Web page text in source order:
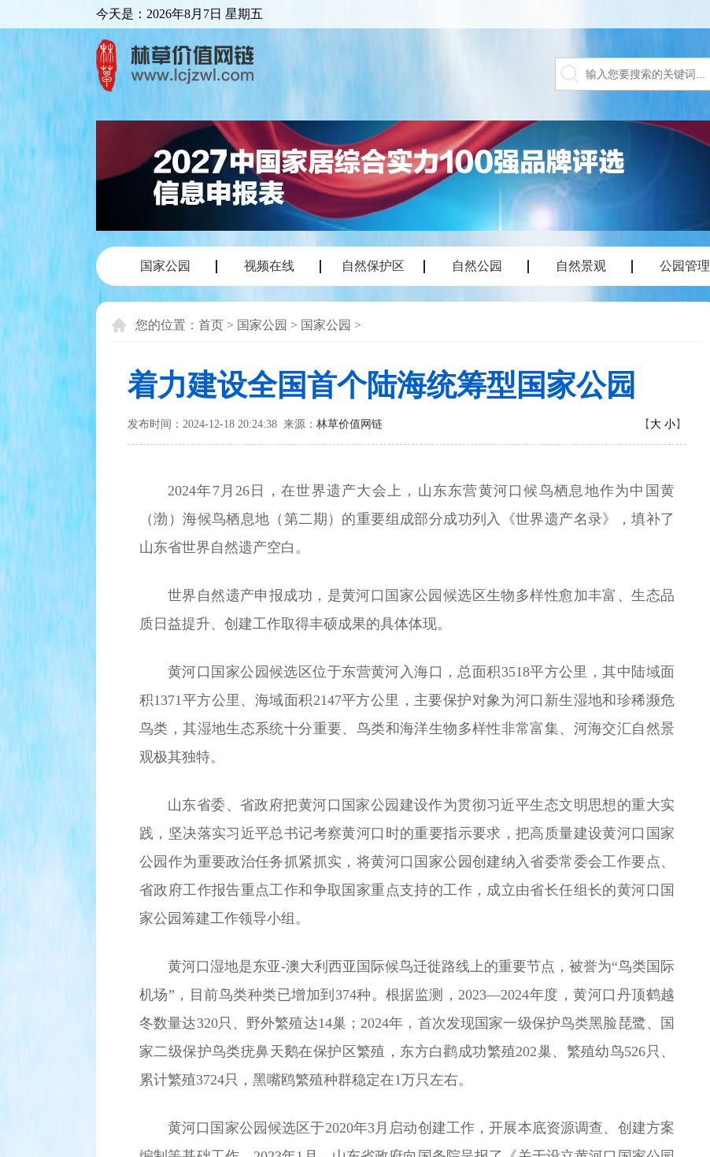
今天是： 2026年8月7日 星期五
国家公园 视频在线 自然保护区 自然公园 自然景观 公园管理
您的位置： 首页 > 国家公园 > 国家公园 >
着力建设全国首个陆海统筹型国家公园
发布时间：2024-12-18 20:24:38 来源： 林草价值网链 【 大 小】
2024年7月26日，在世界遗产大会上，山东东营黄河口候鸟栖息地作为中国黄
（渤）海候鸟栖息地（第二期）的重要组成部分成功列入《世界遗产名录》，填补了
山东省世界自然遗产空白。
世界自然遗产申报成功，是黄河口国家公园候选区生物多样性愈加丰富、生态品
质日益提升、创建工作取得丰硕成果的具体体现。
黄河口国家公园候选区位于东营黄河入海口，总面积3518平方公里，其中陆域面
积1371平方公里、海域面积2147平方公里，主要保护对象为河口新生湿地和珍稀濒危
鸟类，其湿地生态系统十分重要、鸟类和海洋生物多样性非常富集、河海交汇自然景
观极其独特。
山东省委、省政府把黄河口国家公园建设作为贯彻习近平生态文明思想的重大实
践，坚决落实习近平总书记考察黄河口时的重要指示要求，把高质量建设黄河口国家
公园作为重要政治任务抓紧抓实，将黄河口国家公园创建纳入省委常委会工作要点、
省政府工作报告重点工作和争取国家重点支持的工作，成立由省长任组长的黄河口国
家公园筹建工作领导小组。
黄河口湿地是东亚-澳大利西亚国际候鸟迁徙路线上的重要节点，被誉为“鸟类国际
机场”，目前鸟类种类已增加到374种。根据监测，2023—2024年度，黄河口丹顶鹤越
冬数量达320只、野外繁殖达14巢；2024年，首次发现国家一级保护鸟类黑脸琵鹭、国
家二级保护鸟类疣鼻天鹅在保护区繁殖，东方白鹳成功繁殖202巢、繁殖幼鸟526只、
累计繁殖3724只，黑嘴鸥繁殖种群稳定在1万只左右。
黄河口国家公园候选区于2020年3月启动创建工作，开展本底资源调查、创建方案